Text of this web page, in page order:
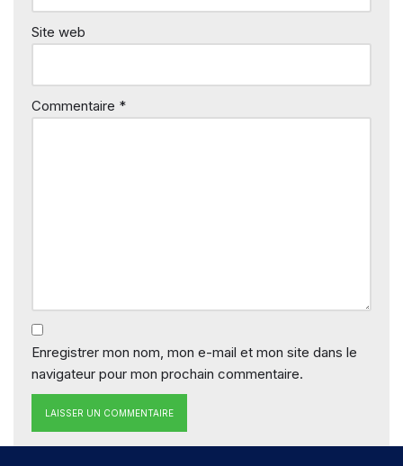
Site web
Commentaire *
Enregistrer mon nom, mon e-mail et mon site dans le
navigateur pour mon prochain commentaire.